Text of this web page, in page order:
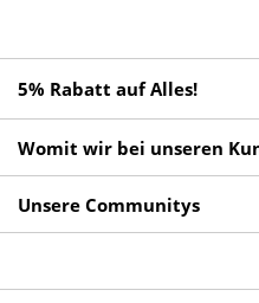
5% Rabatt auf Alles!
Womit wir bei unseren
Unsere Communitys